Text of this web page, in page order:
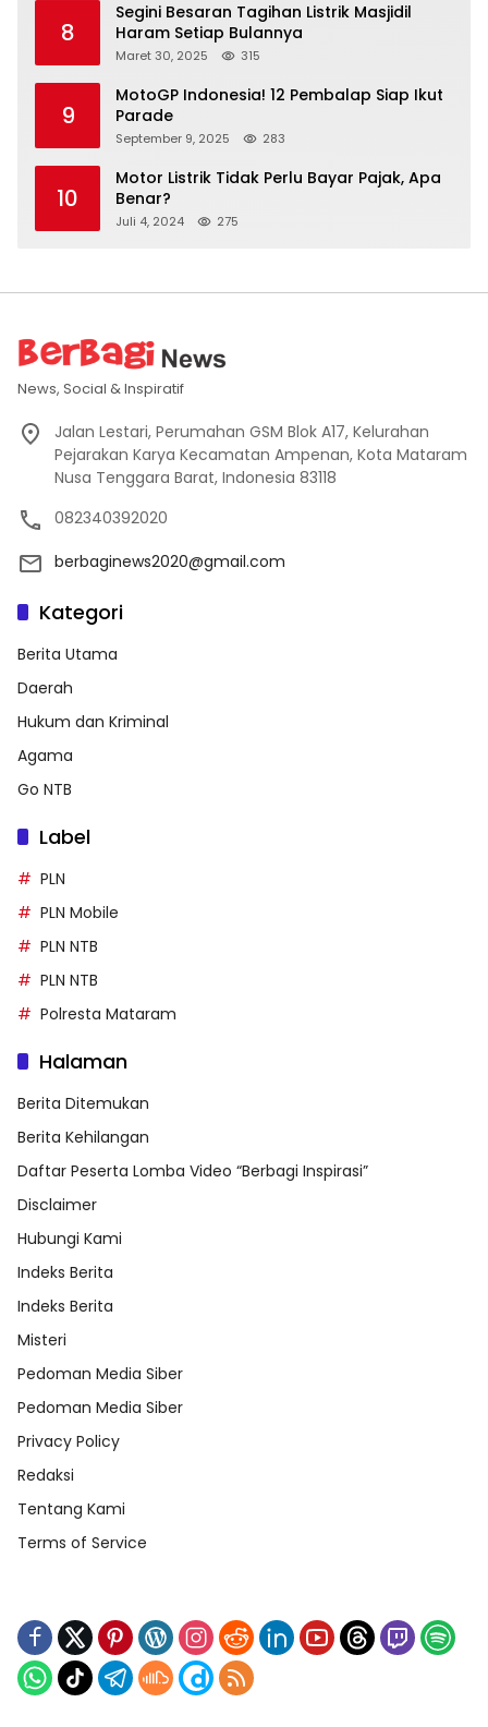
8
Segini Besaran Tagihan Listrik Masjidil
Haram Setiap Bulannya
Maret 30, 2025 315
9
MotoGP Indonesia! 12 Pembalap Siap Ikut
Parade
September 9, 2025 283
10
Motor Listrik Tidak Perlu Bayar Pajak, Apa
Benar?
Juli 4, 2024 275
News, Social & Inspiratif
Jalan Lestari, Perumahan GSM Blok A17, Kelurahan
Pejarakan Karya Kecamatan Ampenan, Kota Mataram
Nusa Tenggara Barat, Indonesia 83118
082340392020
berbaginews2020@gmail.com
Kategori
Berita Utama
Daerah
Hukum dan Kriminal
Agama
Go NTB
Label
PLN
PLN Mobile
PLN NTB
PLN NTB
Polresta Mataram
Halaman
Berita Ditemukan
Berita Kehilangan
Daftar Peserta Lomba Video “Berbagi Inspirasi”
Disclaimer
Hubungi Kami
Indeks Berita
Indeks Berita
Misteri
Pedoman Media Siber
Pedoman Media Siber
Privacy Policy
Redaksi
Tentang Kami
Terms of Service